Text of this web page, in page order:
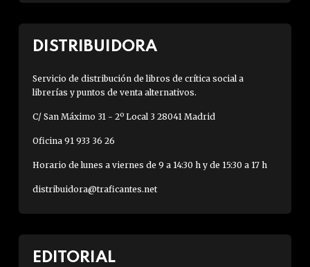
DISTRIBUIDORA
Servicio de distribución de libros de crítica social a
librerías y puntos de venta alternativos.
C/ San Máximo 31 - 2º Local 3 28041 Madrid
Oficina 91 933 36 26
Horario de lunes a viernes de 9 a 14:30 h y de 15:30 a 17 h
distribuidora@traficantes.net
EDITORIAL